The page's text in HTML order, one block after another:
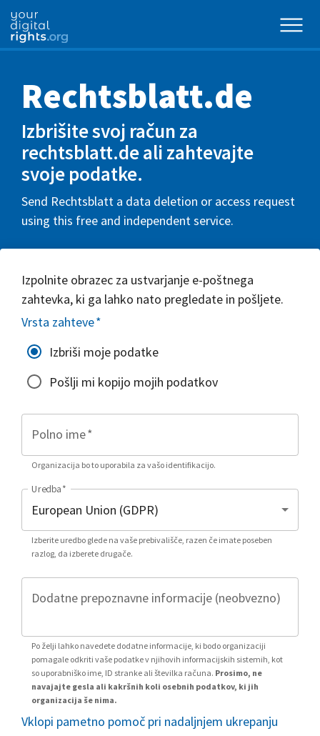
Rechtsblatt.de
Izbrišite svoj račun za
rechtsblatt.de ali zahtevajte
svoje podatke.
Send Rechtsblatt a data deletion or access request
using this free and independent service.
Izpolnite obrazec za ustvarjanje e-poštnega
zahtevka, ki ga lahko nato pregledate in pošljete.
Vrsta zahteve*
Izbriši moje podatke
Pošlji mi kopijo mojih podatkov
Polno ime*
Organizacija bo to uporabila za vašo identifikacijo.
Uredba*
Izberite uredbo glede na vaše prebivališče, razen če imate poseben
razlog, da izberete drugače.
Dodatne prepoznavne informacije (neobvezno)
Po želji lahko navedete dodatne informacije, ki bodo organizaciji
pomagale odkriti vaše podatke v njihovih informacijskih sistemih, kot
so uporabniško ime, ID stranke ali številka računa. Prosimo, ne
navajajte gesla ali kakršnih koli osebnih podatkov, ki jih
organizacija še nima.
Vklopi pametno pomoč pri nadaljnjem ukrepanju